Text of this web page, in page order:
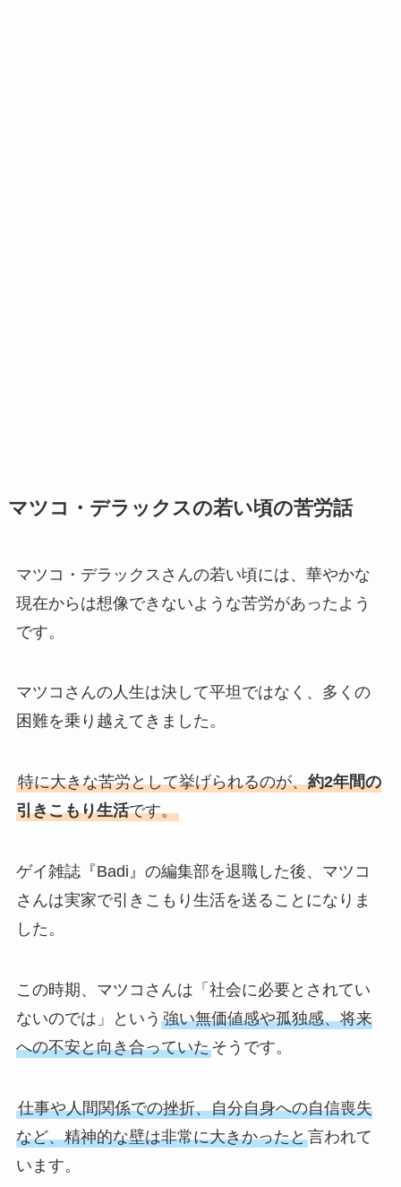
マツコ・デラックスの若い頃の苦労話
マツコ・デラックスさんの若い頃には、華やかな
現在からは想像できないような苦労があったよう
です。
マツコさんの人生は決して平坦ではなく、多くの
困難を乗り越えてきました。
特に大きな苦労として挙げられるのが、約2年間の
引きこもり生活です。
ゲイ雑誌『Badi』の編集部を退職した後、マツコ
さんは実家で引きこもり生活を送ることになりま
した。
この時期、マツコさんは「社会に必要とされてい
ないのでは」という 強い無価値感や孤独感、将来
への不安と向き合っていたそうです。
仕事や人間関係での挫折、自分自身への自信喪失
など、精神的な壁は非常に大きかったと言われて
います。